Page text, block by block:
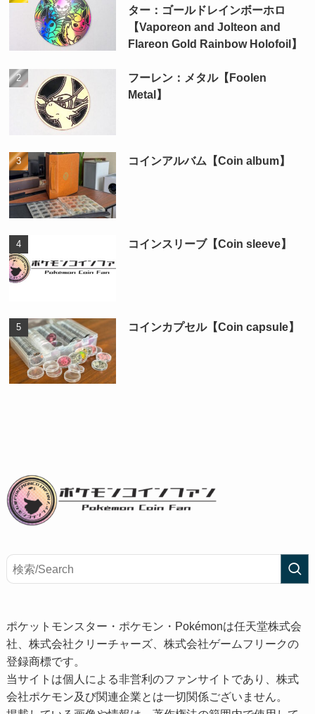
ター：ゴールドレインボーホロ
【Vaporeon and Jolteon and
Flareon Gold Rainbow Holofoil】
フーレン：メタル【Foolen
Metal】
コインアルバム【Coin album】
コインスリーブ【Coin sleeve】
コインカプセル【Coin capsule】
ポケットモンスター・ポケモン・Pokémonは任天堂株式会
社、株式会社クリーチャーズ、株式会社ゲームフリークの
登録商標です。
当サイトは個人による非営利のファンサイトであり、株式
会社ポケモン及び関連企業とは一切関係ございません。